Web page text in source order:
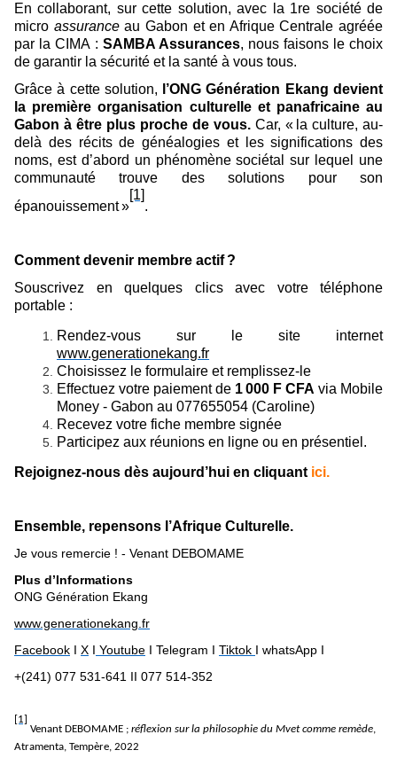
En collaborant, sur cette solution, avec la 1re société de
micro assuranceau Gabon et en Afrique Centrale agréée
par la CIMA : SAMBA Assurances, nous faisons le choix
de garantir la sécurité et la santé à vous tous.
Grâce à cette solution,
l’ONG Génération Ekang devient
la première organisation culturelle et panafricaine au
Gabon à être plus proche de vous. Car, « la culture, au-
delà des récits de généalogies et les significations des
noms, est d’abord un phénomène sociétal sur lequel une
communauté trouve des solutions pour son
épanouissement»
[1]
.
Comment devenir membre actif?
Souscrivez en quelques clics avec votre téléphone
portable :
Rendez-vous sur le site internet
www.generationekang.fr
Choisissez le formulaire et remplissez-le
Effectuez votre paiement de 1000 F CFA via Mobile
Money - Gabon au 077655054 (Caroline)
Recevez votre fiche membre signée
Participez aux réunions en ligne ou en présentiel.
Rejoignez-nous dès aujourd’hui en cliquant ici.
Ensemble, repensons l’Afrique Culturelle.
Je vous remercie ! - Venant DEBOMAME
Plus d’Informations
ONG Génération Ekang
www.generationekang.fr
Facebook I X I Youtube I Telegram I Tiktok I whatsApp I
+(241) 077 531-641 II 077 514-352
[1]
Venant DEBOMAME ; réflexion sur la philosophie du Mvet comme remède,
Atramenta, Tempère, 2022